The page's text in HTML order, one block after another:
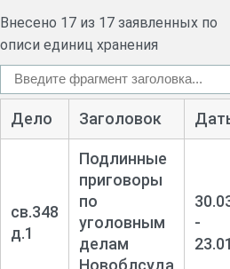
Внесено 17 из 17 заявленных по
описи единиц хранения
Дело Заголовок
св.348
д.1
Подлинные
приговоры
по
уголовным
делам
Новоблсуда
-